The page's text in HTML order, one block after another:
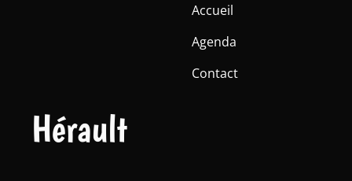
Hérault
Accueil
Agenda
Contact